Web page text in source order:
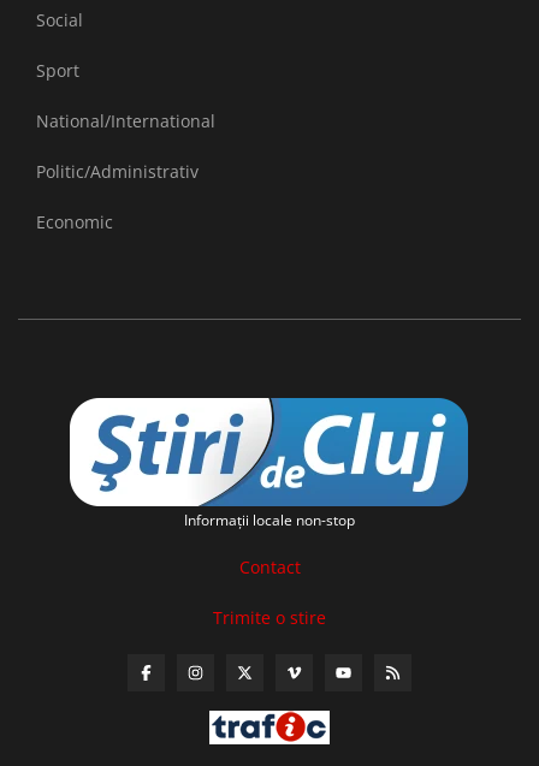
Social
Sport
National/International
Politic/Administrativ
Economic
Informaţii locale non-stop
Contact
Trimite o stire